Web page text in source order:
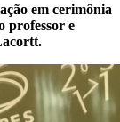
em cerimônia
professor e